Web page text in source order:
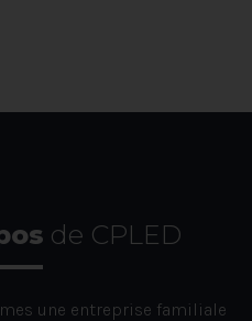
de CPLED
une entreprise familiale